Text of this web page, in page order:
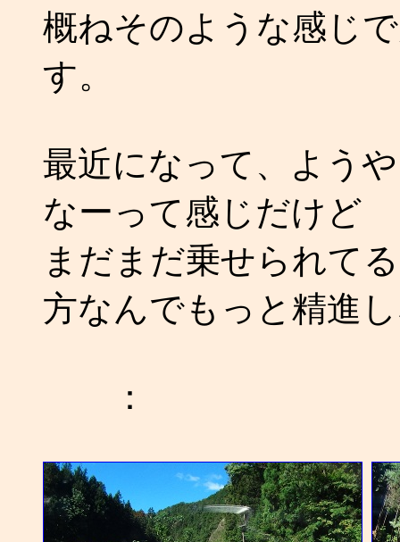
概ねそのような感じ
す。
最近になって、よう
なーって感じだけど
まだまだ乗せられて
方なんでもっと精進
：